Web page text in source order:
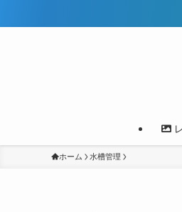
ホーム 水槽管理